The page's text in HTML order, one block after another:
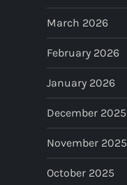
t
i
o
n
March 2026
February 2026
January 2026
December 2025
November 2025
October 2025